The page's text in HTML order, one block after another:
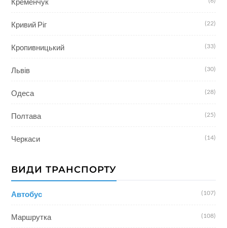
Кривий Ріг (22)
Кропивницький (33)
Львів (30)
Одеса (28)
Полтава (25)
Черкаси (14)
ВИДИ ТРАНСПОРТУ
Автобус (107)
Маршрутка (108)